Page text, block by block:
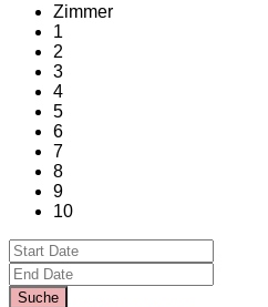
Zimmer
1
2
3
4
5
6
7
8
9
10